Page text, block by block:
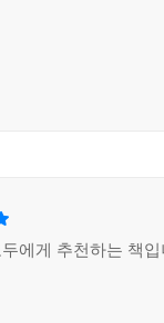
에게 추천하는 책